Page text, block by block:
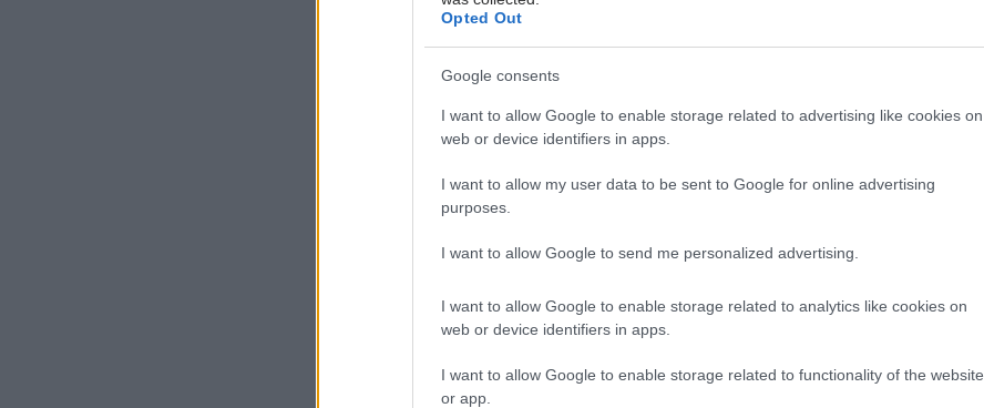
Opted Out
Google consents
I want to allow Google to enable storage related to advertising like cookies on
web or device identifiers in apps.
I want to allow my user data to be sent to Google for online advertising
purposes.
I want to allow Google to send me personalized advertising.
I want to allow Google to enable storage related to analytics like cookies on
web or device identifiers in apps.
I want to allow Google to enable storage related to functionality of the website
or app.
επεμβατικοί Καρδιολόγοι από την
αναφερθούν σε όλα τα νεότερα
δεδομένα σχετικά με την
επεμβατικές τεχνικές.
Δευτέρα, 14 Ιουλίου 2014, 14:42
Πώς να προλάβετε το
εγκεφαλικό επεισόδιο!
στένωσης καρωτίδων